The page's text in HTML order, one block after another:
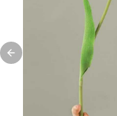
Previous slide